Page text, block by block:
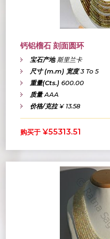
钙铝榴石 刻面圆环
宝石产地斯里兰卡
尺寸 (m.m) 宽度3 To 5
重量(Cts.) 600.00
质量AAA
价格/克拉¥ 13.58
购买于 ¥55313.51